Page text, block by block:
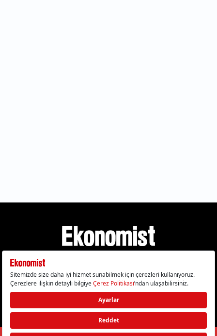
Gizlilik Politikası Çerez Politikası Çerezleri Sıfırla
KVKK Metni Künye İletişim